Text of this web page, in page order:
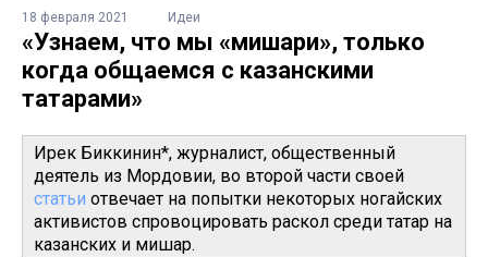
18 февраля 2021 Идеи
«Узнаем, что мы «мишари», только
когда общаемся с казанскими
татарами»
Ирек Биккинин*, журналист, общественный
деятель из Мордовии, во второй части своей
статьи отвечает на попытки некоторых ногайских
активистов спровоцировать раскол среди татар на
казанских и мишар.